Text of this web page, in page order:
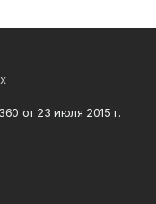
от 23 июля 2015 г.